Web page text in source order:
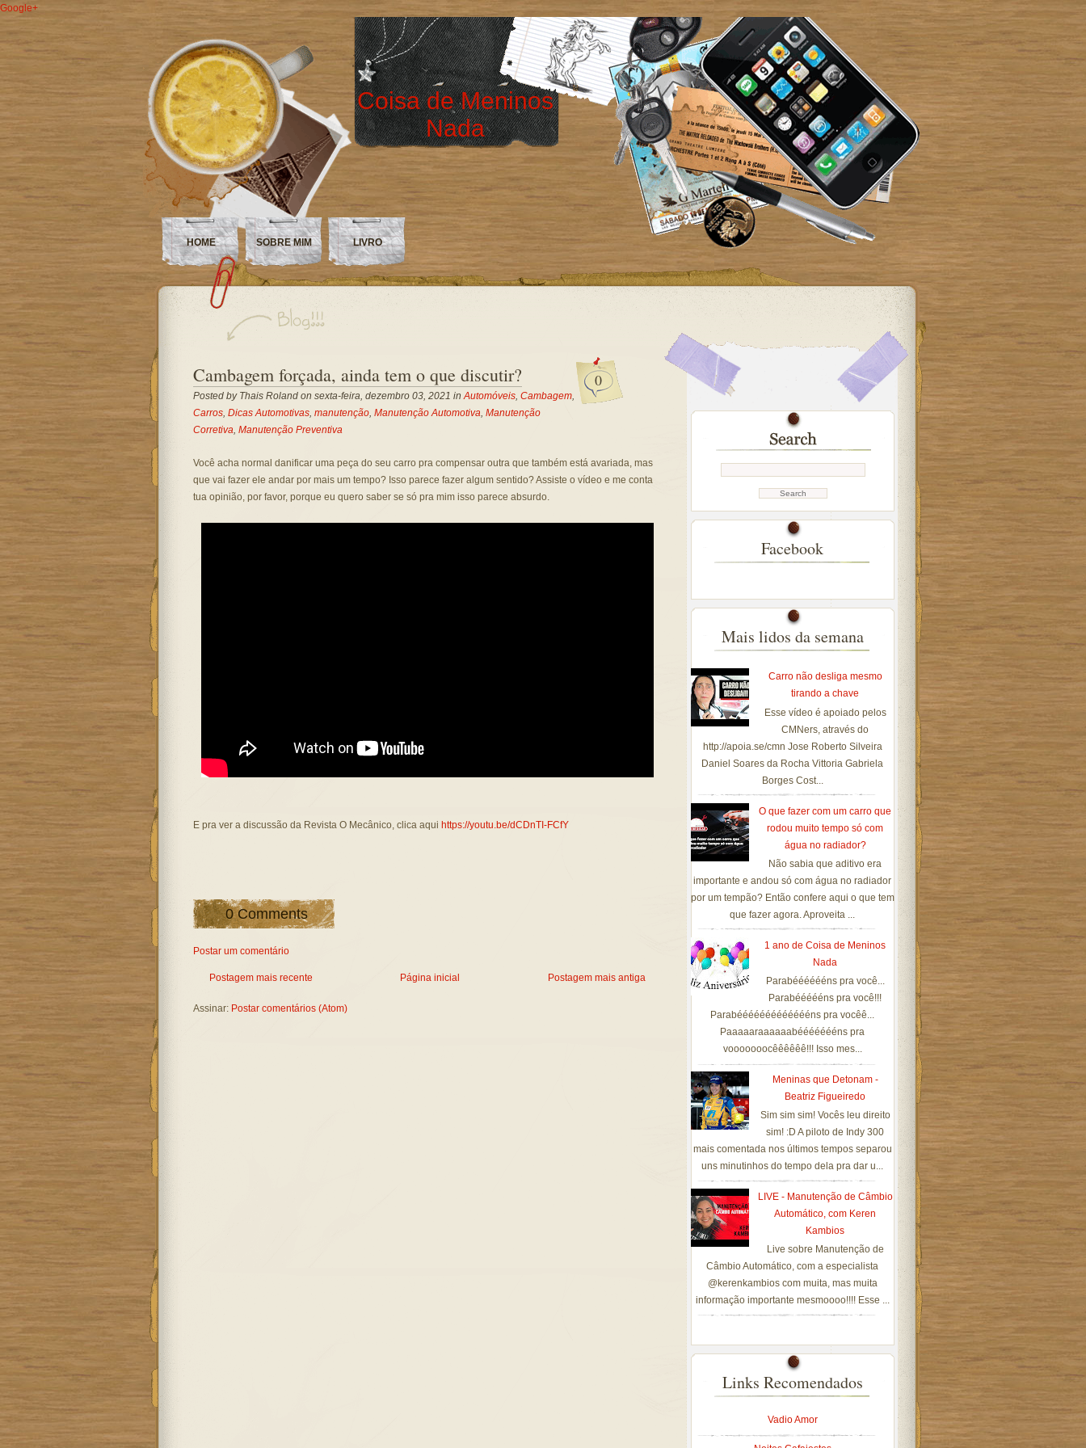
Google+
Coisa de Meninos
Nada
HOME SOBRE MIM LIVRO
0
Cambagem forçada, ainda tem o que discutir?
Posted by Thais Rolandon sexta-feira, dezembro 03, 2021 inAutomóveis, Cambagem,
Carros, Dicas Automotivas, manutenção, Manutenção Automotiva, Manutenção
Corretiva, Manutenção Preventiva
Você acha normal danificar uma peça do seu carro pra compensar outra que também está avariada, mas
que vai fazer ele andar por mais um tempo? Isso parece fazer algum sentido? Assiste o vídeo e me conta
tua opinião, por favor, porque eu quero saber se só pra mim isso parece absurdo.
E pra ver a discussão da Revista O Mecânico, clica aqui https://youtu.be/dCDnTI-FCfY
0 Comments
Postar um comentário
Postagem mais recente Postagem mais antiga
Página inicial
Assinar: Postar comentários (Atom)
Facebook
Mais lidos da semana
Carro não desliga mesmo
tirando a chave
Esse vídeo é apoiado pelos
CMNers, através do
http://apoia.se/cmn Jose Roberto Silveira
Daniel Soares da Rocha Vittoria Gabriela
Borges Cost...
O que fazer com um carro que
rodou muito tempo só com
água no radiador?
Não sabia que aditivo era
importante e andou só com água no radiador
por um tempão? Então confere aqui o que tem
que fazer agora. Aproveita ...
1 ano de Coisa de Meninos
Nada
Parabééééééns pra você...
Parabéééééns pra você!!!
Parabéééééééééééééns pra vocêê...
Paaaaaraaaaaabéééééééns pra
vooooooocêêêêêê!!! Isso mes...
Meninas que Detonam -
Beatriz Figueiredo
Sim sim sim! Vocês leu direito
sim! :D A piloto de Indy 300
mais comentada nos últimos tempos separou
uns minutinhos do tempo dela pra dar u...
LIVE - Manutenção de Câmbio
Automático, com Keren
Kambios
Live sobre Manutenção de
Câmbio Automático, com a especialista
@kerenkambios com muita, mas muita
informação importante mesmoooo!!!! Esse ...
Links Recomendados
Vadio Amor